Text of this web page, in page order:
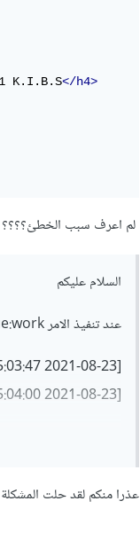
K.I.B.S</h4>
لم اعرف سبب الخطئ؟؟؟؟
السلام عليكم
عند تنفيذ الامر php artisan queue:work يظهر هذا الخطئ
[2021-08-23 15:03:47][4] Processing: App\Jobs\CompanyMail
[2021-08-23 15:04:00][4] Failed: App\Jobs\CompanyMail
عذرا منكم لقد حلت المشكلة